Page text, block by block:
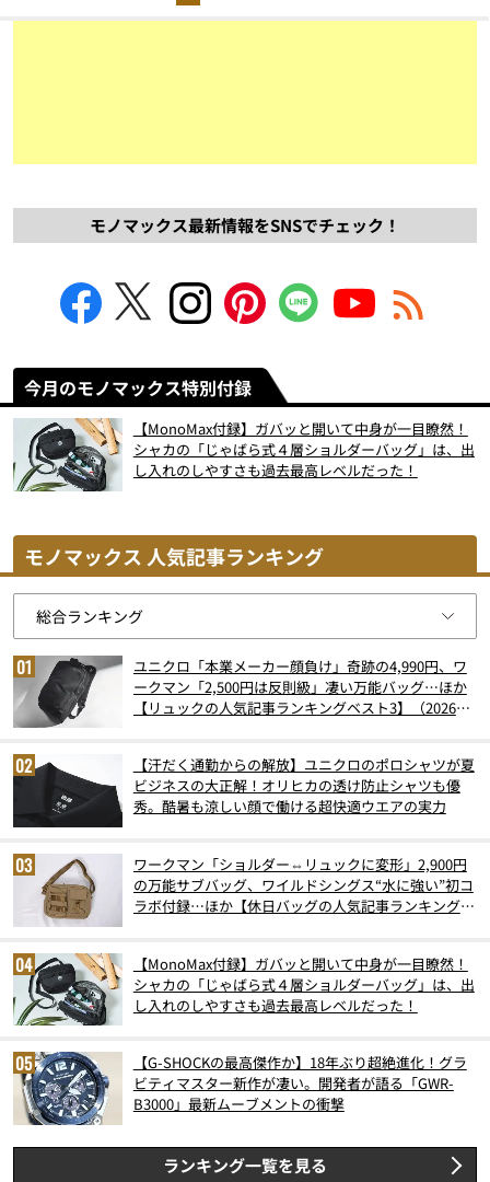
モノマックス最新情報をSNSでチェック！
今月のモノマックス特別付録
【MonoMax付録】ガバッと開いて中身が一目瞭然！
シャカの「じゃばら式４層ショルダーバッグ」は、出
し入れのしやすさも過去最高レベルだった！
モノマックス 人気記事ランキング
ユニクロ「本業メーカー顔負け」奇跡の4,990円、ワ
ークマン「2,500円は反則級」凄い万能バッグ…ほか
【リュックの人気記事ランキングベスト3】（2026年
【汗だく通勤からの解放】ユニクロのポロシャツが夏
ビジネスの大正解！オリヒカの透け防止シャツも優
秀。酷暑も涼しい顔で働ける超快適ウエアの実力
ワークマン「ショルダー⇔リュックに変形」2,900円
の万能サブバッグ、ワイルドシングス“水に強い”初コ
ラボ付録…ほか【休日バッグの人気記事ランキングベ
【MonoMax付録】ガバッと開いて中身が一目瞭然！
シャカの「じゃばら式４層ショルダーバッグ」は、出
し入れのしやすさも過去最高レベルだった！
【G-SHOCKの最高傑作か】18年ぶり超絶進化！グラ
ビティマスター新作が凄い。開発者が語る「GWR-
B3000」最新ムーブメントの衝撃
ランキング一覧を見る